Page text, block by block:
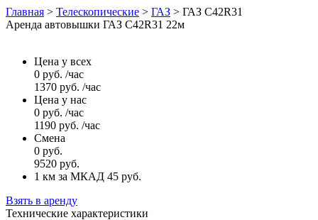
Главная > Телескопические > ГАЗ > ГАЗ C42R31
Аренда автовышки ГАЗ C42R31 22м
Цена у всех
0 руб. /час
1370 руб. /час
Цена у нас
0 руб. /час
1190 руб. /час
Смена
0 руб.
9520 руб.
1 км за МКАД 45 руб.
Взять в аренду
Технические характеристики